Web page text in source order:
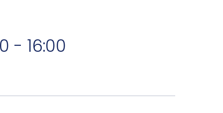
- 16:00